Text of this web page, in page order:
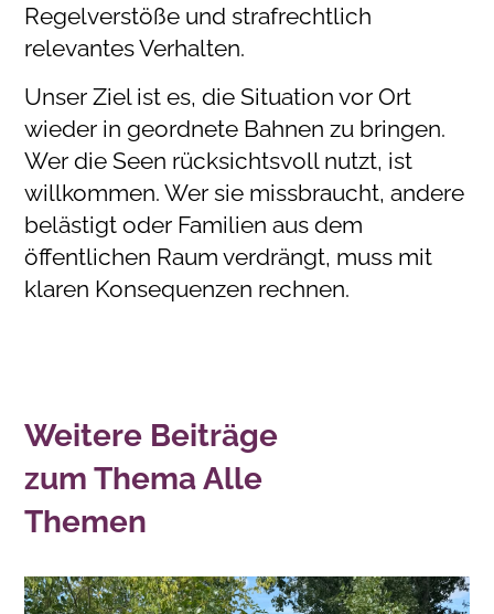
Regelverstöße und strafrechtlich
relevantes Verhalten.
Unser Ziel ist es, die Situation vor Ort
wieder in geordnete Bahnen zu bringen.
Wer die Seen rücksichtsvoll nutzt, ist
willkommen. Wer sie missbraucht, andere
belästigt oder Familien aus dem
öffentlichen Raum verdrängt, muss mit
klaren Konsequenzen rechnen.
Weitere Beiträge
zum Thema Alle
Themen